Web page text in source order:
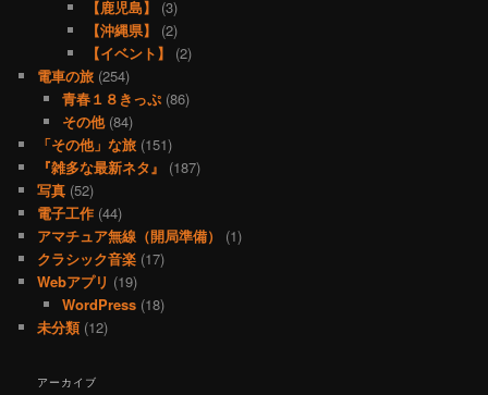
【鹿児島】
(3)
【沖縄県】
(2)
【イベント】
(2)
電車の旅 (254)
青春１８きっぷ(86)
その他(84)
「その他」な旅 (151)
『雑多な最新ネタ』
(187)
写真 (52)
電子工作 (44)
アマチュア無線（開局準備）
(1)
クラシック音楽 (17)
Webアプリ (19)
WordPress(18)
未分類(12)
アーカイブ